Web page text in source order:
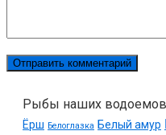
Рыбы наших
Ёрш Белоглазка Белый амур